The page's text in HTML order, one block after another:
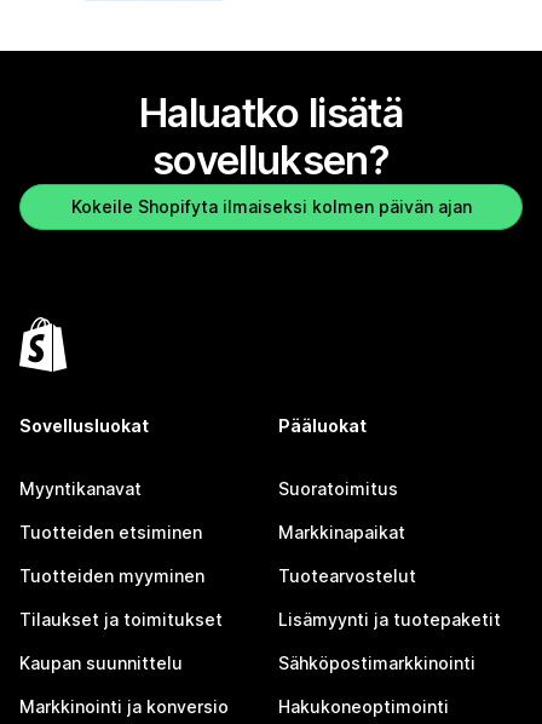
Haluatko lisätä
sovelluksen?
Kokeile Shopifyta ilmaiseksi kolmen päivän ajan
Sovellusluokat
Myyntikanavat
Tuotteiden etsiminen
Tuotteiden myyminen
Tilaukset ja toimitukset
Kaupan suunnittelu
Markkinointi ja konversio
Pääluokat
Suoratoimitus
Markkinapaikat
Tuotearvostelut
Lisämyynti ja tuotepaketit
Sähköpostimarkkinointi
Hakukoneoptimointi